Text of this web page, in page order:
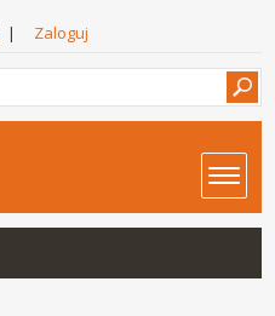
| Zaloguj